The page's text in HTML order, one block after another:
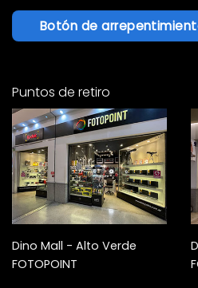
Botón de
Puntos de retiro
Dino Mall - Alto Verde
FOTOPOINT